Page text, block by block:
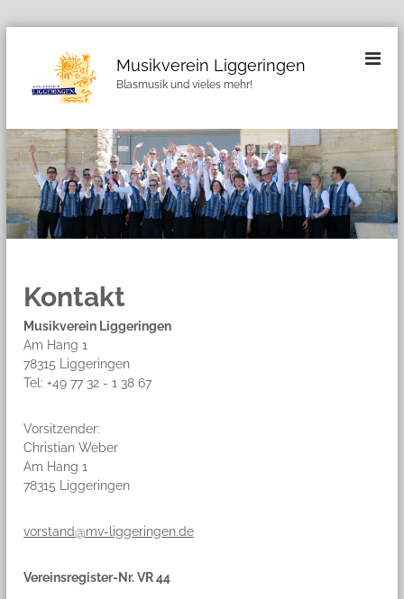
h
t
s
p
r
Musikverein Liggeringen
Blasmusik und vieles mehr!
Kontakt
Musikverein Liggeringen
Am Hang 1
78315 Liggeringen
Tel: +49 77 32 - 1 38 67
Vorsitzender:
Christian Weber
Am Hang 1
78315 Liggeringen
vorstand@mv-liggeringen.de
Vereinsregister-Nr. VR 44